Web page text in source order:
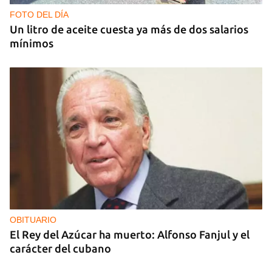
FOTO DEL DÍA
Un litro de aceite cuesta ya más de dos salarios
mínimos
OBITUARIO
El Rey del Azúcar ha muerto: Alfonso Fanjul y el
carácter del cubano